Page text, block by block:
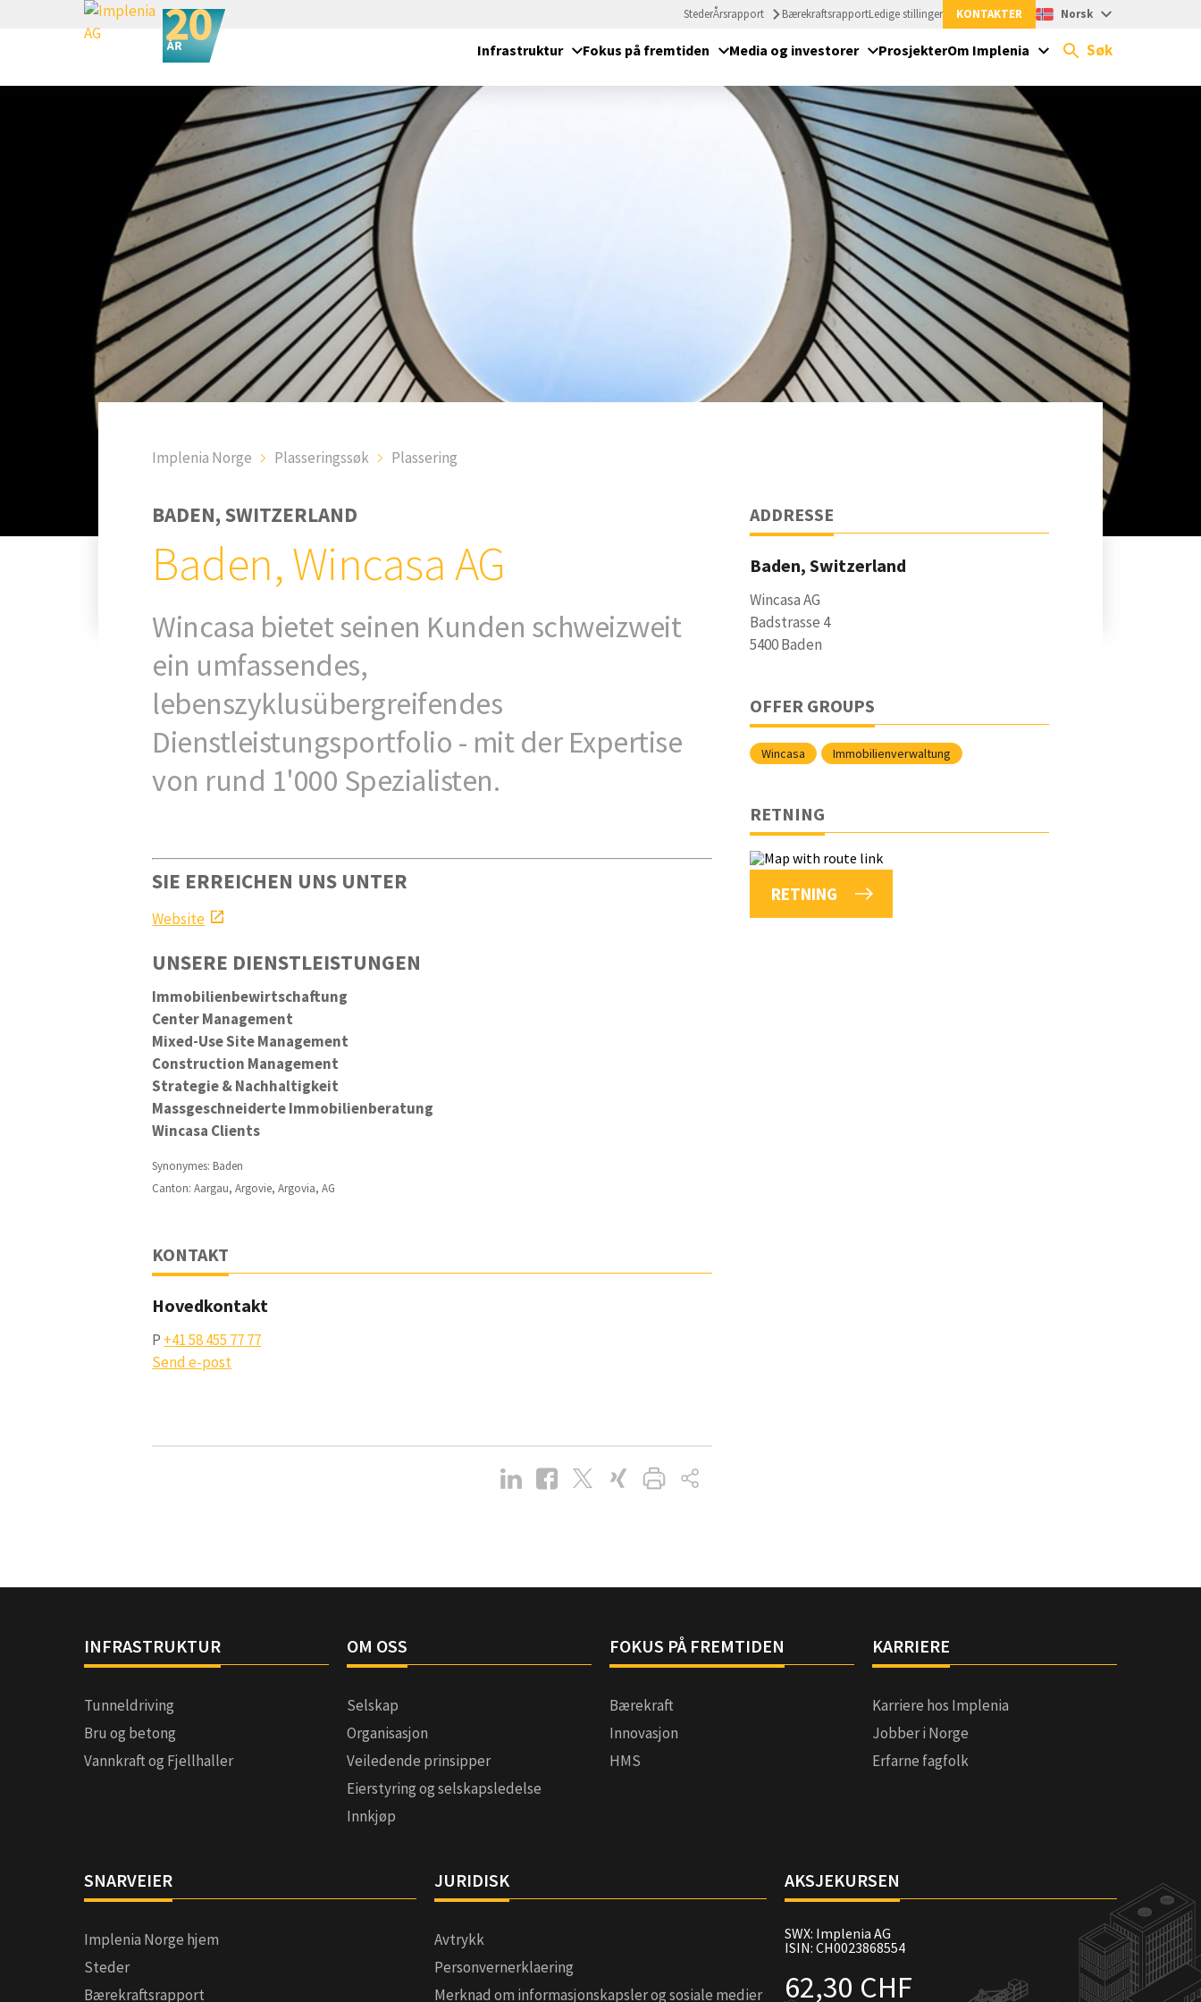
StederÅrsrapport BærekraftsrapportLedige stillinger KONTAKTER Norsk
Infrastruktur Fokus på fremtiden Media og investorer ProsjekterOm Implenia Søk
Implenia Norge Plasseringssøk Plassering
BADEN, SWITZERLAND
Baden, Wincasa AG
Wincasa bietet seinen Kunden schweizweit
ein umfassendes,
lebenszyklusübergreifendes
Dienstleistungsportfolio - mit der Expertise
von rund 1'000 Spezialisten.
SIE ERREICHEN UNS UNTER
Website
UNSERE DIENSTLEISTUNGEN
Immobilienbewirtschaftung
Center Management
Mixed-Use Site Management
Construction Management
Strategie & Nachhaltigkeit
Massgeschneiderte Immobilienberatung
Wincasa Clients
Synonymes: Baden
Canton: Aargau, Argovie, Argovia, AG
KONTAKT
Hovedkontakt
P +41 58 455 77 77
Send e-post
ADDRESSE
Baden, Switzerland
Wincasa AG
Badstrasse 4
5400 Baden
OFFER GROUPS
Wincasa Immobilienverwaltung
RETNING
RETNING
INFRASTRUKTUR
Tunneldriving
Bru og betong
Vannkraft og Fjellhaller
OM OSS
Selskap
Organisasjon
Veiledende prinsipper
Eierstyring og selskapsledelse
Innkjøp
FOKUS PÅ FREMTIDEN
Bærekraft
Innovasjon
HMS
KARRIERE
Karriere hos Implenia
Jobber i Norge
Erfarne fagfolk
SNARVEIER
Implenia Norge hjem
Steder
Bærekraftsrapport
JURIDISK
Avtrykk
Personvernerklaering
Merknad om informasjonskapsler og sosiale medier
AKSJEKURSEN
SWX: Implenia AG
ISIN: CH0023868554
62,30 CHF